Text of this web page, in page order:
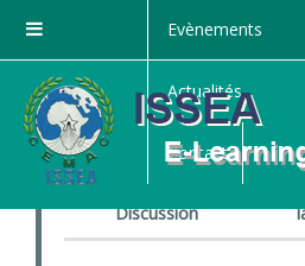
Panneau latéral
Evènements
Actualités
Contact
Annonces du
Nouvelles diverses
Statut
Discussion